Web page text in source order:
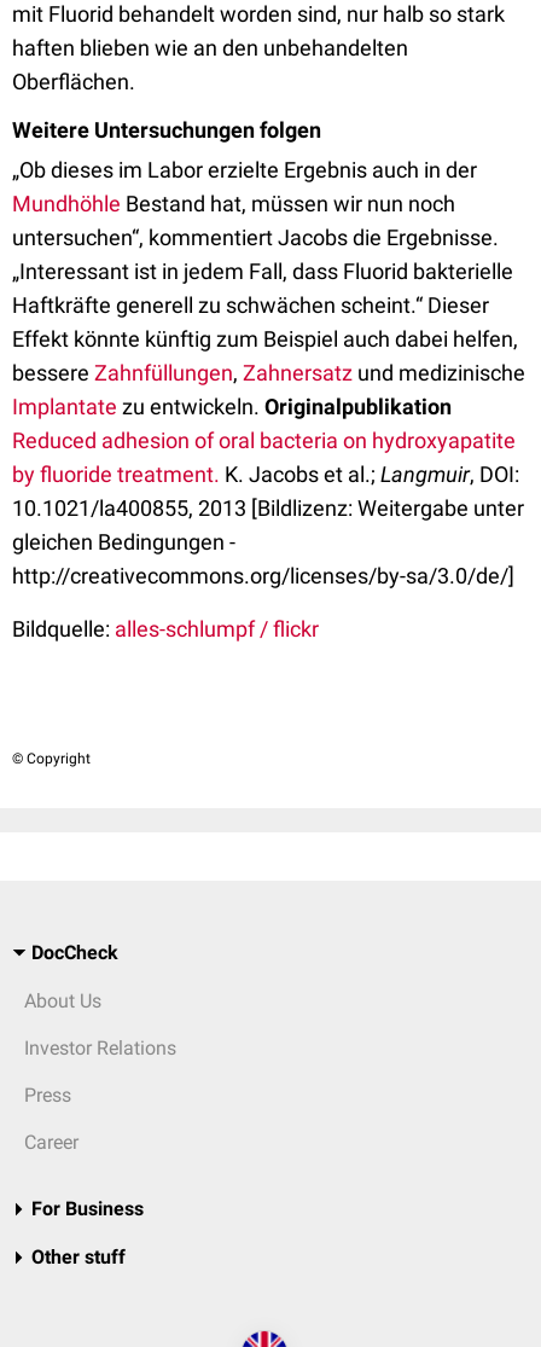
mit Fluorid behandelt worden sind, nur halb so stark
haften blieben wie an den unbehandelten
Oberflächen.
Weitere Untersuchungen folgen
„Ob dieses im Labor erzielte Ergebnis auch in der
Mundhöhle Bestand hat, müssen wir nun noch
untersuchen“, kommentiert Jacobs die Ergebnisse.
„Interessant ist in jedem Fall, dass Fluorid bakterielle
Haftkräfte generell zu schwächen scheint.“ Dieser
Effekt könnte künftig zum Beispiel auch dabei helfen,
bessere Zahnfüllungen, Zahnersatz und medizinische
Implantate zu entwickeln. Originalpublikation
Reduced adhesion of oral bacteria on hydroxyapatite
by fluoride treatment. K. Jacobs et al.; Langmuir, DOI:
10.1021/la400855, 2013 [Bildlizenz: Weitergabe unter
gleichen Bedingungen -
http://creativecommons.org/licenses/by-sa/3.0/de/]
Bildquelle: alles-schlumpf / flickr
© Copyright
DocCheck
About Us
Investor Relations
Press
Career
For Business
Other stuff